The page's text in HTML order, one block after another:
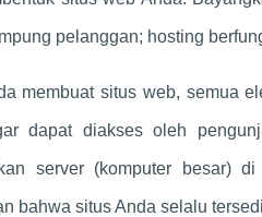
pelanggan; hosting
membuat situs web, semua
dapat diakses oleh
server (komputer besar)
bahwa situs Anda selalu